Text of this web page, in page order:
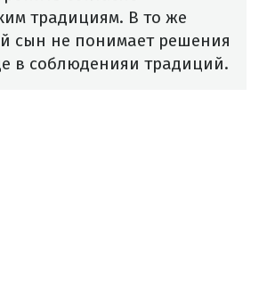
традициям. В то же
сын не понимает решения
в соблюденияи традиций.